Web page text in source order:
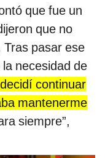
que fue un
que no
pasar ese
necesidad de
continuar
mantenerme
siempre”,